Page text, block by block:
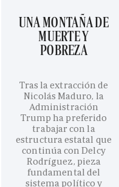
UNA MONTAÑA DE
MUERTE Y
POBREZA
Tras la extracción de
Nicolás Maduro, la
Administración
Trump ha preferido
trabajar con la
estructura estatal que
continúa con Delcy
Rodríguez, pieza
fundamental del
sistema político y